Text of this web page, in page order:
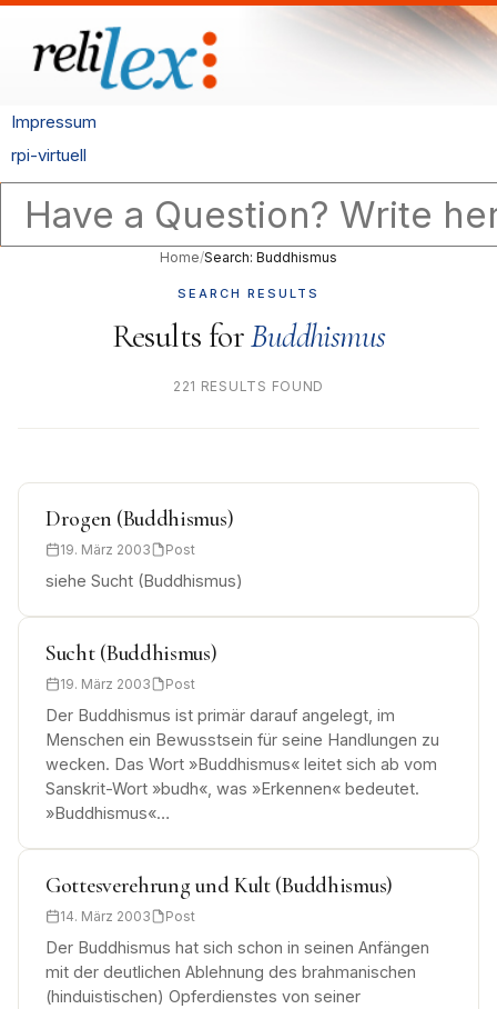
Impressum
rpi-virtuell
Home/Search: Buddhismus
SEARCH RESULTS
Results forBuddhismus
221 RESULTS FOUND
Drogen (Buddhismus)
19. März 2003 Post
siehe Sucht (Buddhismus)
Sucht (Buddhismus)
19. März 2003 Post
Der Buddhismus ist primär darauf angelegt, im
Menschen ein Bewusstsein für seine Handlungen zu
wecken. Das Wort »Buddhismus« leitet sich ab vom
Sanskrit-Wort »budh«, was »Erkennen« bedeutet.
»Buddhismus«…
Gottesverehrung und Kult (Buddhismus)
14. März 2003 Post
Der Buddhismus hat sich schon in seinen Anfängen
mit der deutlichen Ablehnung des brahmanischen
(hinduistischen) Opferdienstes von seiner